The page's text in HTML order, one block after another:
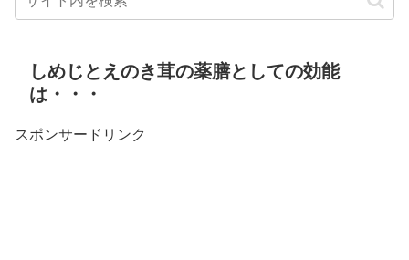
しめじとえのき茸の薬膳としての効能
は・・・
スポンサードリンク